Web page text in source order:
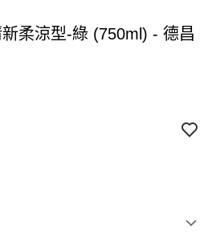
新柔涼型-綠 (750ml) - 德昌